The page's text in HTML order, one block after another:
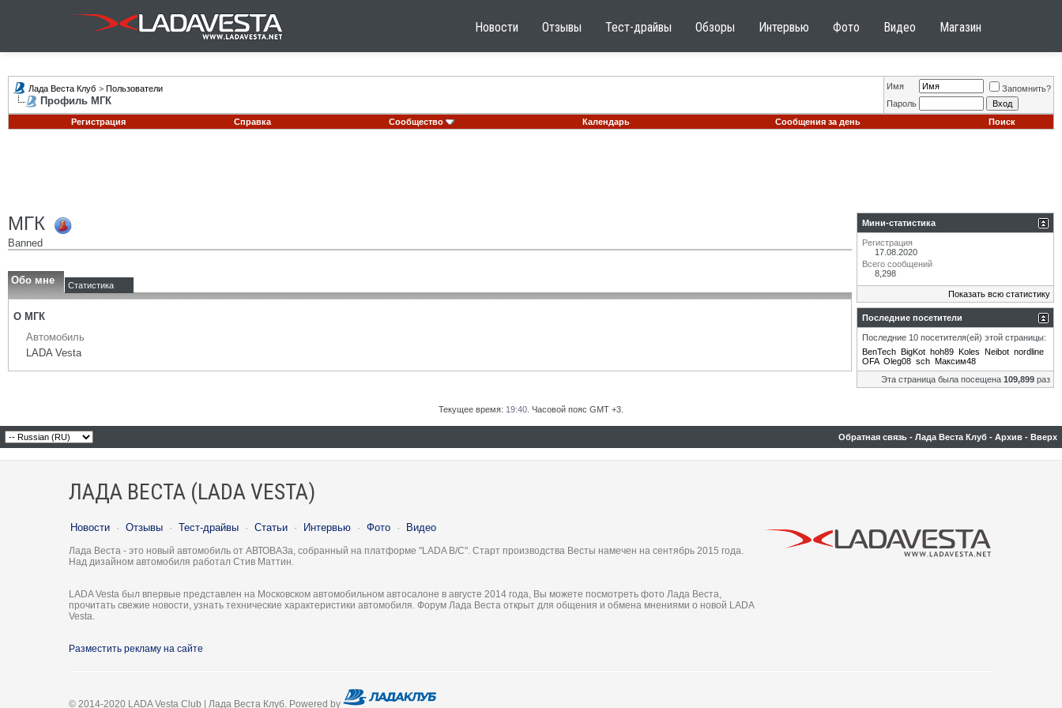
Новости Отзывы Тест-драйвы Обзоры Интервью Фото Видео Магазин
Лада Веста Клуб > Пользователи
Профиль МГК
Имя
Запомнить?
Пароль
Регистрация
Справка Сообщество Календарь Сообщения за день Поиск
МГК
Banned
Обо мне Статистика
О МГК
Автомобиль
LADA Vesta
Мини-статистика
Регистрация
17.08.2020
Всего сообщений
8,298
Показать всю статистику
Последние посетители
Последние 10 посетителя(ей) этой страницы:
BenTech BigKot hoh89 Koles Neibot nordline
OFA Oleg08 sch Максим48
Эта страница была посещена 109,899 раз
Текущее время: 19:40 . Часовой пояс GMT +3.
Обратная связь - Лада Веста Клуб - Архив - Вверх
ЛАДА ВЕСТА (LADA VESTA)
Новости · Отзывы · Тест-драйвы · Статьи · Интервью · Фото · Видео
Лада Веста - это новый автомобиль от АВТОВАЗа, собранный на платформе "LADA B/C". Старт производства Весты намечен на сентябрь 2015 года.
Над дизайном автомобиля работал Стив Маттин.
LADA Vesta был впервые представлен на Московском автомобильном автосалоне в августе 2014 года, Вы можете посмотреть фото Лада Веста,
прочитать свежие новости, узнать технические характеристики автомобиля. Форум Лада Веста открыт для общения и обмена мнениями о новой LADA
Vesta.
Разместить рекламу на сайте
© 2014-2020 LADA Vesta Club | Лада Веста Клуб. Powered by